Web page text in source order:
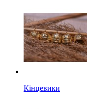
Кінцевики